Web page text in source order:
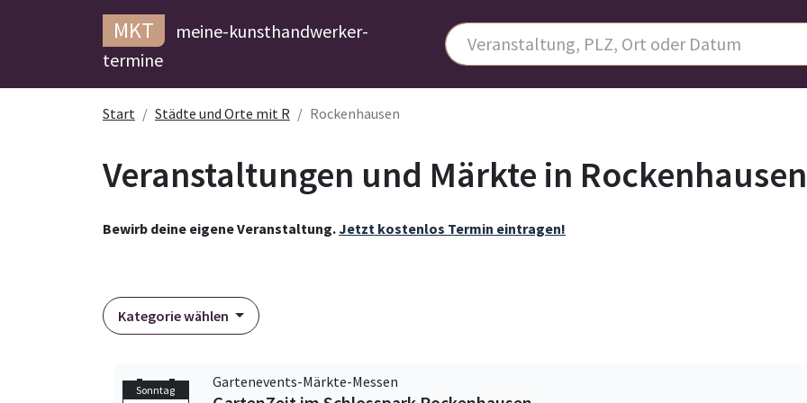
MKT
meine-kunsthandwerker-
termine
Start Städte und Orte mit R Rockenhausen
Veranstaltungen und Märkte in
Bewirb deine eigene Veranstaltung.Jetzt kostenlos Termin eintragen!
Kategorie wählen
Sonntag Gartenevents-Märkte-Messen